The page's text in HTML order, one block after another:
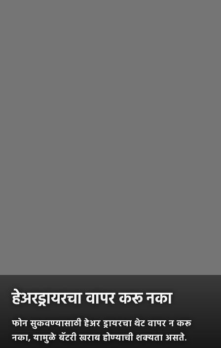
हेअरड्रायरचा वापर करू नका
फोन सुकवण्यासाठी हेअर ड्रायरचा थेट वापर न करू
नका, यामुळे बॅटरी खराब होण्याची शक्यता असते.